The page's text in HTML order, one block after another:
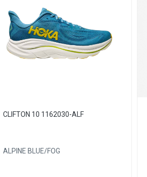
CLIFTON 10 1162030-ALF
ALPINE BLUE/FOG